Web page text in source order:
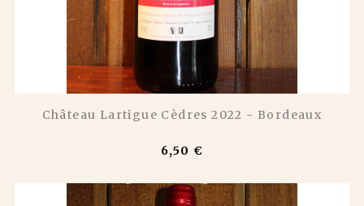
Château Lartigue Cèdres 2022 - Bordeaux
6,50 €